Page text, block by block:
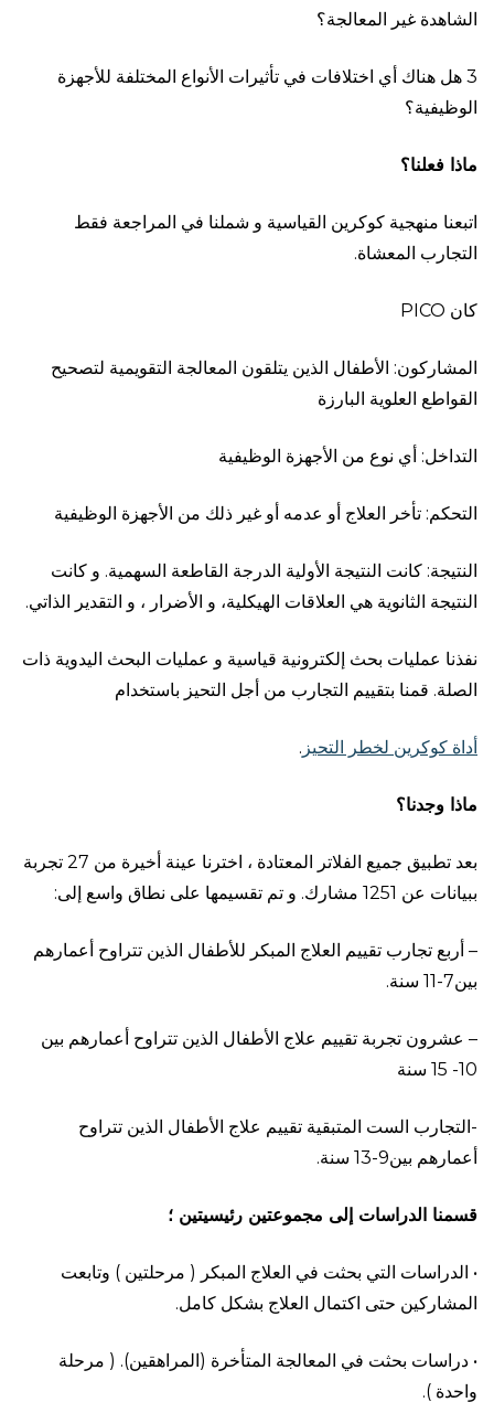
الشاهدة غير المعالجة؟
3 هل هناك أي اختلافات في تأثيرات الأنواع المختلفة للأجهزة
الوظيفية؟
ماذا فعلنا؟
اتبعنا منهجية كوكرين القياسية و شملنا في المراجعة فقط
التجارب المعشاة.
كان PICO
المشاركون: الأطفال الذين يتلقون المعالجة التقويمية لتصحيح
القواطع العلوية البارزة
التداخل: أي نوع من الأجهزة الوظيفية
التحكم: تأخر العلاج أو عدمه أو غير ذلك من الأجهزة الوظيفية
النتيجة: كانت النتيجة الأولية الدرجة القاطعة السهمية. و كانت
النتيجة الثانوية هي العلاقات الهيكلية، و الأضرار ، و التقدير الذاتي.
نفذنا عمليات بحث إلكترونية قياسية و عمليات البحث اليدوية ذات
الصلة. قمنا بتقييم التجارب من أجل التحيز باستخدام
أداة كوكرين لخطر التحيز .
ماذا وجدنا؟
بعد تطبيق جميع الفلاتر المعتادة ، اخترنا عينة أخيرة من 27 تجربة
ببيانات عن 1251 مشارك. و تم تقسيمها على نطاق واسع إلى:
– أربع تجارب تقييم العلاج المبكر للأطفال الذين تتراوح أعمارهم
بين7-11 سنة.
– عشرون تجربة تقييم علاج الأطفال الذين تتراوح أعمارهم بين
10- 15 سنة
-التجارب الست المتبقية تقييم علاج الأطفال الذين تتراوح
أعمارهم بين9-13 سنة.
قسمنا الدراسات إلى مجموعتين رئيسيتين ؛
• الدراسات التي بحثت في العلاج المبكر ( مرحلتين ) وتابعت
المشاركين حتى اكتمال العلاج بشكل كامل.
• دراسات بحثت في المعالجة المتأخرة (المراهقين). ( مرحلة
واحدة ).